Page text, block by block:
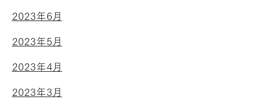
2023年6月
2023年5月
2023年4月
2023年3月